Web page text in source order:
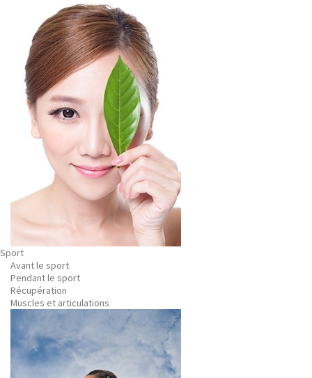
Sport
Avant le sport
Pendant le sport
Récupération
Muscles et articulations